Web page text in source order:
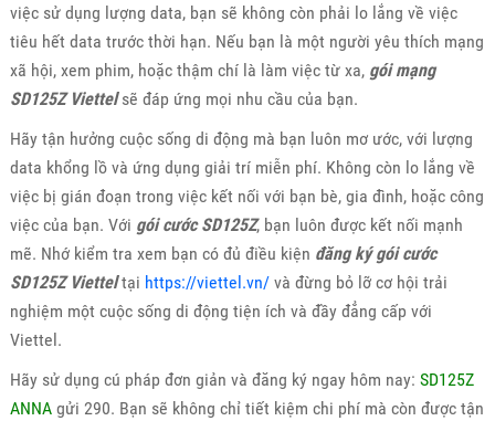
việc sử dụng lượng data, bạn sẽ không còn phải lo lắng về việc
tiêu hết data trước thời hạn. Nếu bạn là một người yêu thích mạng
xã hội, xem phim, hoặc thậm chí là làm việc từ xa, gói mạng
SD125Z Viettelsẽ đáp ứng mọi nhu cầu của bạn.
Hãy tận hưởng cuộc sống di động mà bạn luôn mơ ước, với lượng
data khổng lồ và ứng dụng giải trí miễn phí. Không còn lo lắng về
việc bị gián đoạn trong việc kết nối với bạn bè, gia đình, hoặc công
việc của bạn. Với gói cước SD125Z, bạn luôn được kết nối mạnh
mẽ. Nhớ kiểm tra xem bạn có đủ điều kiện đăng ký gói cước
SD125Z Vietteltại https://viettel.vn/và đừng bỏ lỡ cơ hội trải
nghiệm một cuộc sống di động tiện ích và đầy đẳng cấp với
Viettel.
Hãy sử dụng cú pháp đơn giản và đăng ký ngay hôm nay: SD125Z
ANNAgửi 290. Bạn sẽ không chỉ tiết kiệm chi phí mà còn được tận